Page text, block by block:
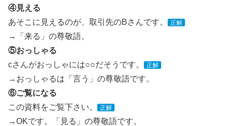
④見える
あそこに見えるのが、取引先のBさんです。
正解
→「来る」の尊敬語。
⑤おっしゃる
cさんがおっしゃには○○だそうです。
正解
→おっしゃるは「言う」の尊敬語です。
⑥ご覧になる
この資料をご覧下さい。
正解
→OKです。「見る」の尊敬語です。